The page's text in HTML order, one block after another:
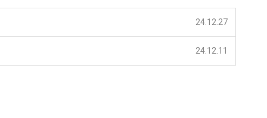
24.12.27
24.12.11